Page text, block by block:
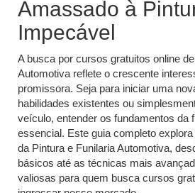
Amassado à
Impecável
A busca por cursos gratuitos online
Automotiva reflete o crescente
promissora. Seja para iniciar uma
habilidades existentes ou
veículo, entender os fundamentos da
essencial. Este guia completo
da Pintura e Funilaria Automotiva,
básicos até as técnicas mais
valiosas para quem busca cursos